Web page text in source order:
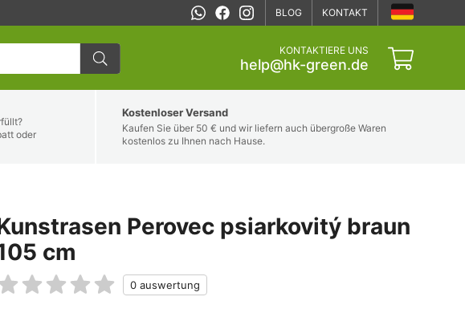
BLOG
KONTAKT
KONTAKTIERE UNS
help@hk-green.de
oder
Kostenloser Versand
Kaufen Sie über 50 € und wir liefern auch übergroße Waren
kostenlos zu Ihnen nach Hause.
Perovec psiarkovitý braun
cm